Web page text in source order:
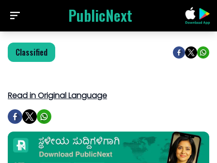
PublicNext
Classified
Read in Original Language